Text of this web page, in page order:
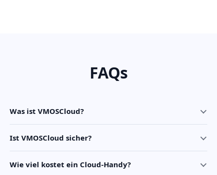
FAQs
Was ist VMOSCloud?
Ist VMOSCloud sicher?
Wie viel kostet ein Cloud-Handy?